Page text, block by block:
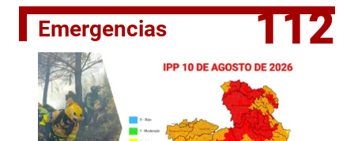
Emergencias 112